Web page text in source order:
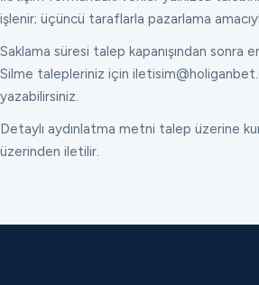
işlenir; üçüncü taraflarla pazarlama
Saklama süresi talep kapanışından sonra
Silme talepleriniz için
yazabilirsiniz.
Detaylı aydınlatma metni talep üzerine
üzerinden iletilir.